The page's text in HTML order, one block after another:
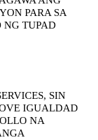
PARA SA
NG TUPAD
SIN
IGUALDAD
NA